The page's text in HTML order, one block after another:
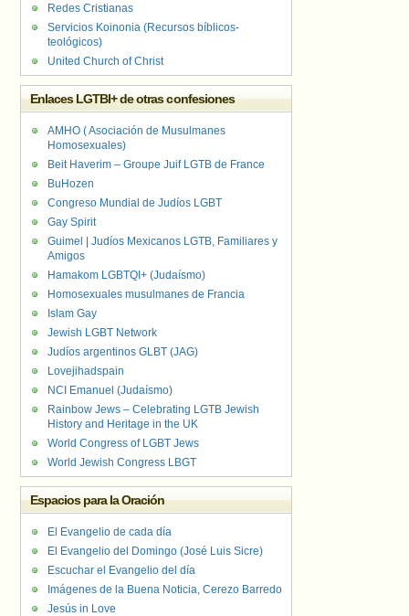
Redes Cristianas
Servicios Koinonia (Recursos bíblicos-
teológicos)
United Church of Christ
Enlaces LGTBI+ de otras confesiones
AMHO ( Asociación de Musulmanes
Homosexuales)
Beit Haverim – Groupe Juif LGTB de France
BuHozen
Congreso Mundial de Judíos LGBT
Gay Spirit
Guimel | Judíos Mexicanos LGTB, Familiares y
Amigos
Hamakom LGBTQI+ (Judaísmo)
Homosexuales musulmanes de Francia
Islam Gay
Jewish LGBT Network
Judíos argentinos GLBT (JAG)
Lovejihadspain
NCI Emanuel (Judaísmo)
Rainbow Jews – Celebrating LGTB Jewish
History and Heritage in the UK
World Congress of LGBT Jews
World Jewish Congress LBGT
Espacios para la Oración
El Evangelio de cada día
El Evangelio del Domingo (José Luis Sicre)
Escuchar el Evangelio del día
Imágenes de la Buena Noticia, Cerezo Barredo
Jesús in Love